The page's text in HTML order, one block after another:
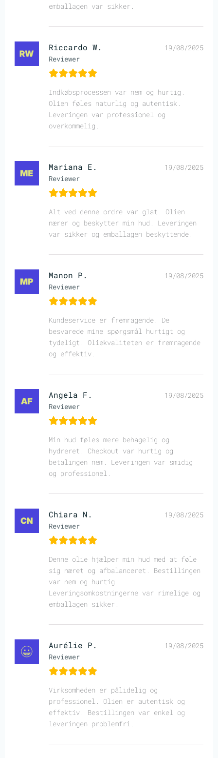
emballagen var sikker.
Riccardo W.
Reviewer
19/08/2025
Indkøbsprocessen var nem og hurtig.
Olien føles naturlig og autentisk.
Leveringen var professionel og
overkommelig.
Mariana E.
Reviewer
19/08/2025
Alt ved denne ordre var glat. Olien
nærer og beskytter min hud. Leveringen
var sikker og emballagen beskyttende.
Manon P.
Reviewer
19/08/2025
Kundeservice er fremragende. De
besvarede mine spørgsmål hurtigt og
tydeligt. Oliekvaliteten er fremragende
og effektiv.
Angela F.
Reviewer
19/08/2025
Min hud føles mere behagelig og
hydreret. Checkout var hurtig og
betalingen nem. Leveringen var smidig
og professionel.
Chiara N.
Reviewer
19/08/2025
Denne olie hjælper min hud med at føle
sig næret og afbalanceret. Bestillingen
var nem og hurtig.
Leveringsomkostningerne var rimelige og
emballagen sikker.
Aurélie P.
Reviewer
19/08/2025
Virksomheden er pålidelig og
professionel. Olien er autentisk og
effektiv. Bestillingen var enkel og
leveringen problemfri.